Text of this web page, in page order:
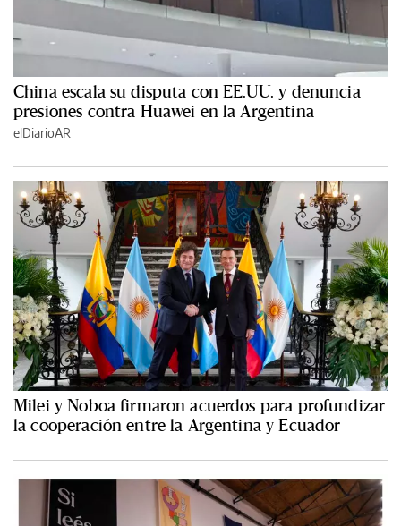
China escala su disputa con EE.UU. y denuncia
presiones contra Huawei en la Argentina
elDiarioAR
Milei y Noboa firmaron acuerdos para profundizar
la cooperación entre la Argentina y Ecuador